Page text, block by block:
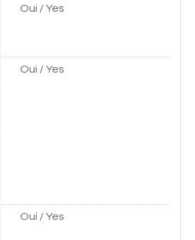
Oui / Yes
Oui / Yes
Oui / Yes